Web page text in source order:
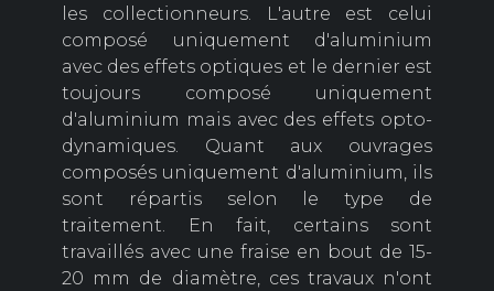
les collectionneurs. L'autre est celui
composé uniquement d'aluminium
avec des effets optiques et le dernier est
toujours composé uniquement
d'aluminium mais avec des effets opto-
dynamiques. Quant aux ouvrages
composés uniquement d'aluminium, ils
sont répartis selon le type de
traitement. En fait, certains sont
travaillés avec une fraise en bout de 15-
20 mm de diamètre, ces travaux n'ont